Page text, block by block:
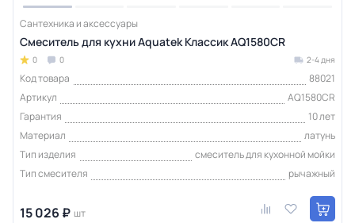
Сантехника и аксессуары
Смеситель для кухни Aquatek Классик AQ1580CR
0 0 2-4 дня
Код товара
88021
Артикул
AQ1580CR
Гарантия
10 лет
Материал
латунь
Тип изделия
смеситель для кухонной мойки
Тип смесителя
рычажный
15 026 ₽ шт